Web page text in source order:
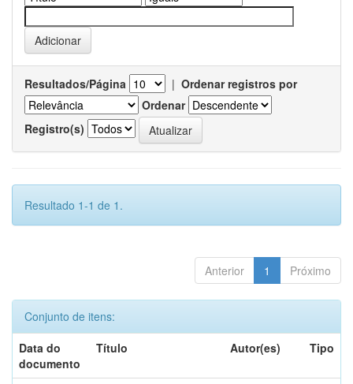
Resultados/Página | Ordenar registros por
Ordenar
Registro(s)
Resultado 1-1 de 1.
Anterior 1 Próximo
Conjunto de itens:
Data do
documento
Título Autor(es) Tipo